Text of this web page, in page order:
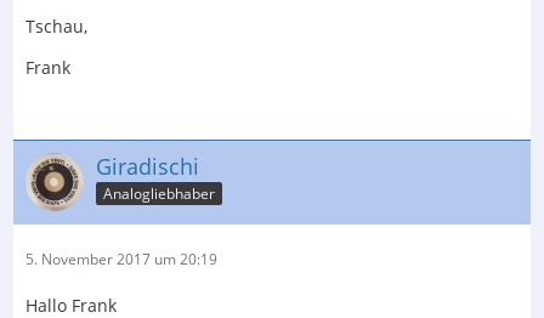
Tschau,
Frank
Giradischi
Analogliebhaber
5. November 2017 um 20:19
Hallo Frank